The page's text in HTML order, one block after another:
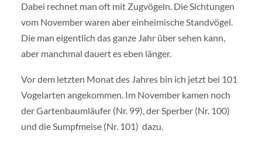
Dabei rechnet man oft mit Zugvögeln. Die Sichtungen
vom November waren aber einheimische Standvögel.
Die man eigentlich das ganze Jahr über sehen kann,
aber manchmal dauert es eben länger.
Vor dem letzten Monat des Jahres bin ich jetzt bei 101
Vogelarten angekommen. Im November kamen noch
der Gartenbaumläufer (Nr. 99), der Sperber (Nr. 100)
und die Sumpfmeise (Nr. 101) dazu.